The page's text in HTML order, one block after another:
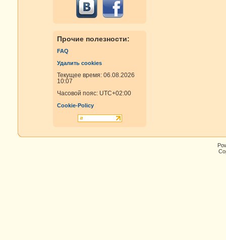
Прочие полезности:
FAQ
Удалить cookies
Текущее время: 06.08.2026
10:07
Часовой пояс: UTC+02:00
Cookie-Policy